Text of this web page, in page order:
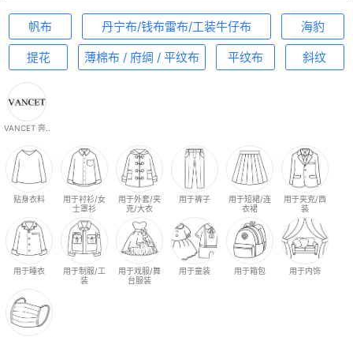
帆布 丹宁布/钱布雷布/工装牛仔布 海豹
提花 薄棉布 / 府绸 / 平纹布 平纹布 斜纹
VANCET 奔..
贴身衣料
用于衬衫/女
士罩衫
用于外套/夹
克/大衣
用于裤子
用于短裙/连
衣裙
用于夹克/西
装
用于睡衣
用于制服/工
装
用于戏服/舞
台服装
用于童装 用于箱包 用于内饰